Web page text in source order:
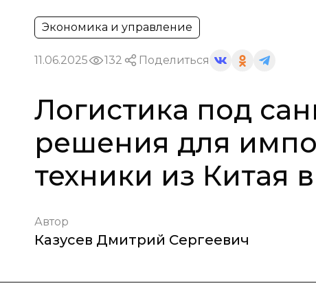
Экономика и управление
11.06.2025 132 Поделиться
Логистика под
решения для
техники из Китая
Автор
Казусев Дмитрий Сергеевич